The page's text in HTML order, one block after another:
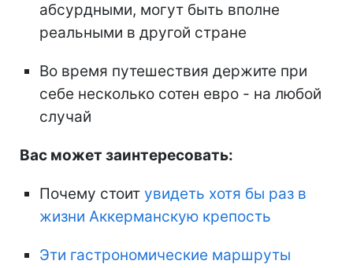
абсурдными, могут быть вполне
реальными в другой стране
Во время путешествия держите при
себе несколько сотен евро - на любой
случай
Вас может заинтересовать:
Почему стоит увидеть хотя бы раз в
жизни Аккерманскую крепость
Эти гастрономические маршруты